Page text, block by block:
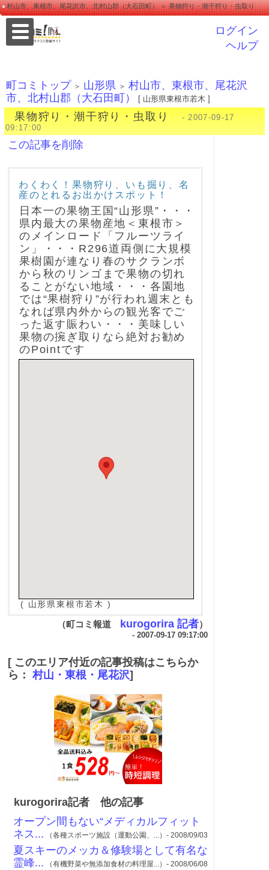
村山市、東根市、尾花沢市、北村山郡（大石田町） ＞ 果物狩り・潮干狩り・虫取り
ログイン
ヘルプ
町コミトップ ＞ 山形県 ＞ 村山市、東根市、尾花沢
市、北村山郡（大石田町）
[ 山形県東根市若木 ]
果物狩り・潮干狩り・虫取り
- 2007-09-17
09:17:00
この記事を削除
わくわく！果物狩り、いも掘り、名
産のとれるお出かけスポット！
日本一の果物王国“山形県”・・・
県内最大の果物産地＜東根市＞
のメインロード「フルーツライ
ン」・・・R296道両側に大規模
果樹園が連なり春のサクランボ
から秋のリンゴまで果物の切れ
ることがない地域・・・各園地
では“果樹狩り”が行われ週末とも
なれば県内外からの観光客でご
った返す賑わい・・・美味しい
果物の捥ぎ取りなら絶対お勧め
のPointです
( 山形県東根市若木 )
（町コミ報道 kurogorira 記者）
- 2007-09-17 09:17:00
[ このエリア付近の記事投稿はこちらか
ら：村山・東根・尾花沢]
kurogorira記者 他の記事
オープン間もない“メディカルフィット
ネス... （各種スポーツ施設（運動公園、...）- 2008/09/03
夏スキーのメッカ＆修験場として有名な
霊峰... （有機野菜や無添加食材の料理屋...）- 2008/06/08